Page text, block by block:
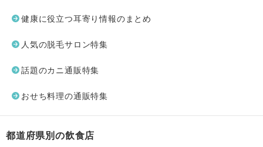
健康に役立つ耳寄り情報のまとめ
人気の脱毛サロン特集
話題のカニ通販特集
おせち料理の通販特集
都道府県別の飲食店